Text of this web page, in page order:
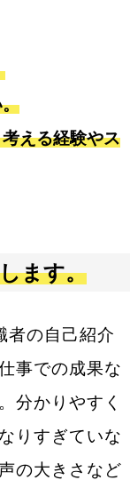
える経験やス
ます。
者の自己紹介
事での成果な
分かりやすく
りすぎていな
の大きさなど